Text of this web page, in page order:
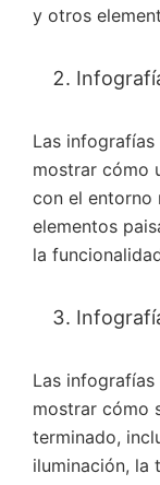
y otros
Las
mostrar cómo
con el entorno
elementos
la
Las
mostrar cómo
terminado,
iluminación, la